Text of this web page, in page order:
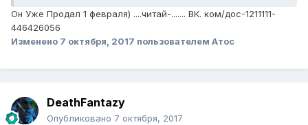
Он Уже Продал 1 февраля) ....читай-....... ВК. ком/дос-1211111-
446426056
Изменено 7 октября, 2017 пользователем Атос
DeathFantazy
Опубликовано 7 октября, 2017